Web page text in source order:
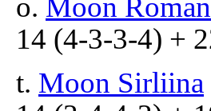
o. Moon
14 (4-3-3-4) +
t. Moon Sirliina